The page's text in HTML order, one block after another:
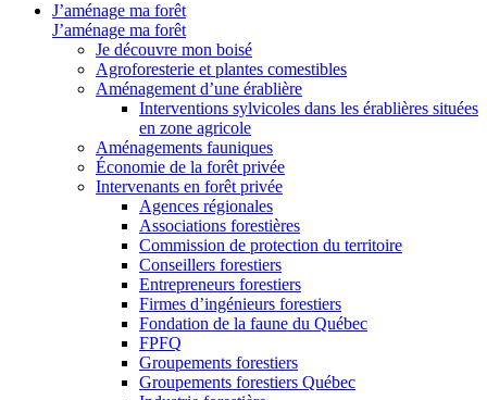
J’aménage ma forêt
J’aménage ma forêt
Je découvre mon boisé
Agroforesterie et plantes comestibles
Aménagement d’une érablière
Interventions sylvicoles dans les érablières situées
en zone agricole
Aménagements fauniques
Économie de la forêt privée
Intervenants en forêt privée
Agences régionales
Associations forestières
Commission de protection du territoire
Conseillers forestiers
Entrepreneurs forestiers
Firmes d’ingénieurs forestiers
Fondation de la faune du Québec
FPFQ
Groupements forestiers
Groupements forestiers Québec